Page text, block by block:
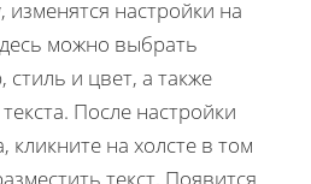
изменятся настройки на
можно выбрать
и цвет, а также
После настройки
кликните на холсте в том
текст. Появится